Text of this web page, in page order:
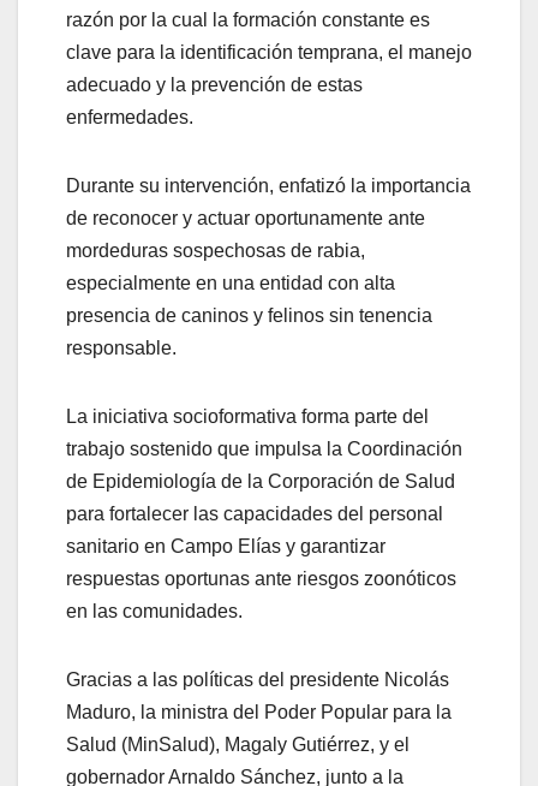
razón por la cual la formación constante es
clave para la identificación temprana, el manejo
adecuado y la prevención de estas
enfermedades.
Durante su intervención, enfatizó la importancia
de reconocer y actuar oportunamente ante
mordeduras sospechosas de rabia,
especialmente en una entidad con alta
presencia de caninos y felinos sin tenencia
responsable.
La iniciativa socioformativa forma parte del
trabajo sostenido que impulsa la Coordinación
de Epidemiología de la Corporación de Salud
para fortalecer las capacidades del personal
sanitario en Campo Elías y garantizar
respuestas oportunas ante riesgos zoonóticos
en las comunidades.
Gracias a las políticas del presidente Nicolás
Maduro, la ministra del Poder Popular para la
Salud (MinSalud), Magaly Gutiérrez, y el
gobernador Arnaldo Sánchez, junto a la